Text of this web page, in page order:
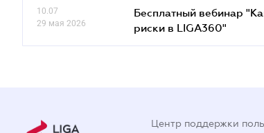
10.07
29 мая 2026
Бесплатный вебинар
риски в LIGA360"
Центр поддержки